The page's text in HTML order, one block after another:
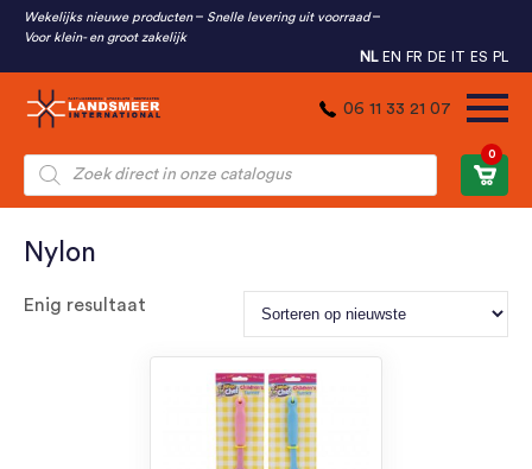
Wekelijks nieuwe producten
Snelle levering uit voorraad
Voor klein- en groot zakelijk
NL EN FR DE IT ES PL
06 11 33 21 07
Producten
zoeken
0
Nylon
Enig resultaat